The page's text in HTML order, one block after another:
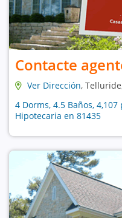
Contacte
Ver Dirección,
4 Dorms, 4.5 Baños,
Hipotecaria en 81435